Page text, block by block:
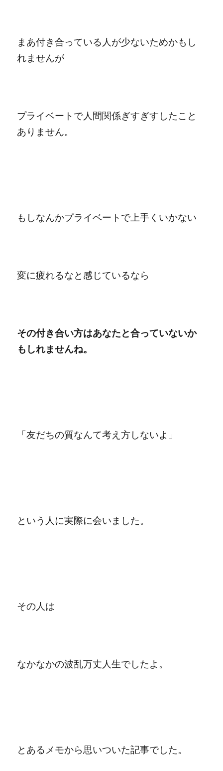
まあ付き合っている人が少ないためかもし
れませんが
プライベートで人間関係ぎすぎすしたこと
ありません。
もしなんかプライベートで上手くいかない
変に疲れるなと感じているなら
その付き合い方はあなたと合っていないか
もしれませんね。
「友だちの質なんて考え方しないよ」
という人に実際に会いました。
その人は
なかなかの波乱万丈人生でしたよ 。
とあるメモから思いついた記事でした。